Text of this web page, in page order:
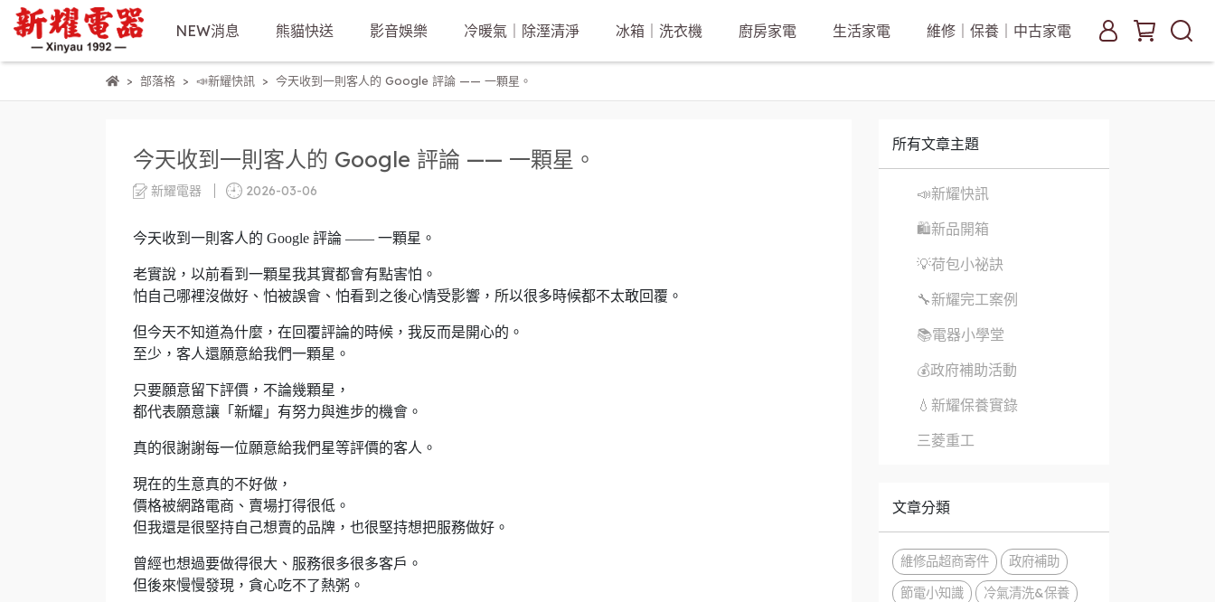
NEW消息 熊貓快送 影音娛樂 冷暖氣｜除溼清淨 冰箱｜洗衣機 廚房家電 生活家電 維修｜保養｜中古家電
部落格 📣新耀快訊 今天收到一則客人的 Google 評論 —— 一顆星。
今天收到一則客人的 Google 評論 —— 一顆星。
新耀電器 2026-03-06
今天收到一則客人的 Google 評論 —— 一顆星。
老實說，以前看到一顆星我其實都會有點害怕。
怕自己哪裡沒做好、怕被誤會、怕看到之後心情受影響，所以很多時候都不太敢回覆。
但今天不知道為什麼，在回覆評論的時候，我反而是開心的。
至少，客人還願意給我們一顆星。
只要願意留下評價，不論幾顆星，
都代表願意讓「新耀」有努力與進步的機會。
真的很謝謝每一位願意給我們星等評價的客人。
現在的生意真的不好做，
價格被網路電商、賣場打得很低。
但我還是很堅持自己想賣的品牌，也很堅持想把服務做好。
曾經也想過要做得很大、服務很多很多客戶。
但後來慢慢發現，貪心吃不了熱粥。
所有文章主題
📣新耀快訊
🛍新品開箱
💡荷包小祕訣
🔧新耀完工案例
📚電器小學堂
💰政府補助活動
💧新耀保養實錄
三菱重工
文章分類
維修品超商寄件
政府補助
節電小知識
冷氣清洗&保養